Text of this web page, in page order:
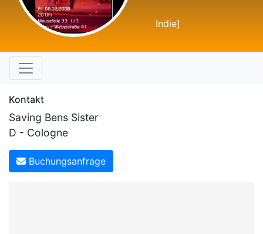
Indie]
Kontakt
Saving Bens Sister
D - Cologne
Buchungsanfrage